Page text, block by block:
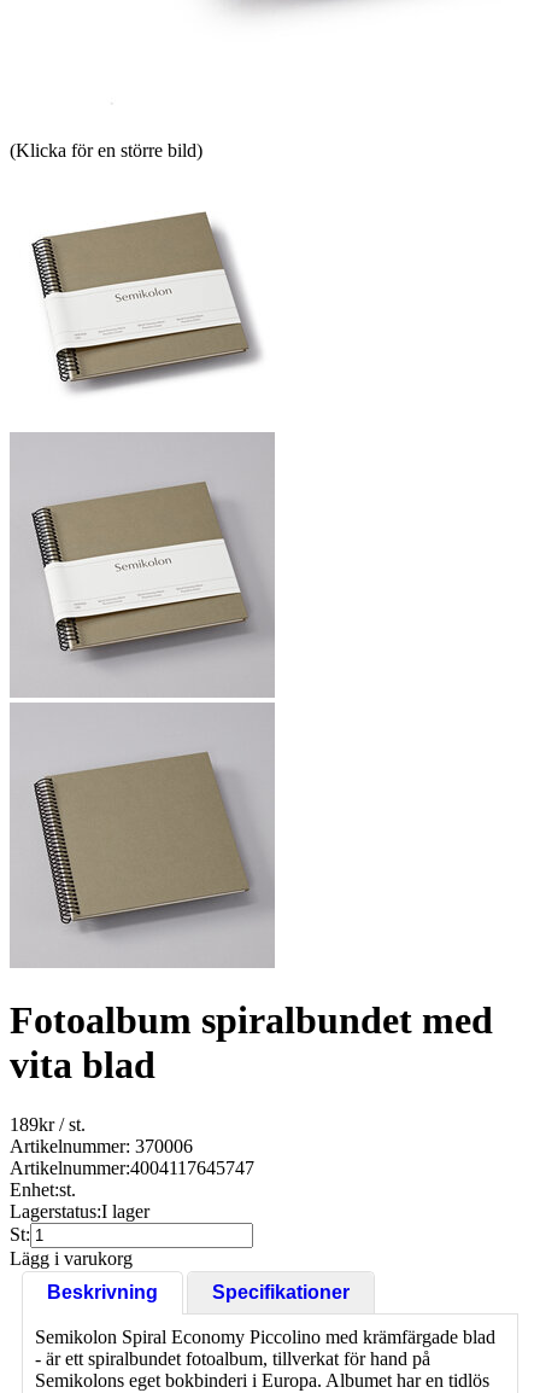
(Klicka för en större bild)
Fotoalbum spiralbundet med
vita blad
189kr/ st.
Artikelnummer: 370006
Artikelnummer:4004117645747
Enhet:st.
Lagerstatus:I lager
St:
Lägg i varukorg
Beskrivning
Specifikationer
Semikolon Spiral Economy Piccolino med krämfärgade blad
- är ett spiralbundet fotoalbum, tillverkat för hand på
Semikolons eget bokbinderi i Europa. Albumet har en tidlös